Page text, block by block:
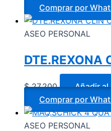
Comprar por
ASEO PERSONAL
DTE.REXONA
$27.200
Añadir
Comprar por
ASEO PERSONAL